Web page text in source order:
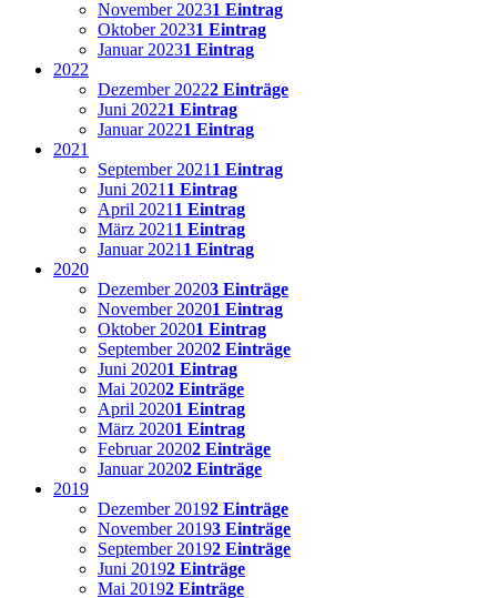
November 20231 Eintrag
Oktober 20231 Eintrag
Januar 20231 Eintrag
2022
Dezember 20222 Einträge
Juni 20221 Eintrag
Januar 20221 Eintrag
2021
September 2021 1 Eintrag
Juni 2021 1 Eintrag
April 2021 1 Eintrag
März 2021 1 Eintrag
Januar 2021 1 Eintrag
2020
Dezember 20203 Einträge
November 20201 Eintrag
Oktober 20201 Eintrag
September 20202 Einträge
Juni 20201 Eintrag
Mai 20202 Einträge
April 20201 Eintrag
März 20201 Eintrag
Februar 20202 Einträge
Januar 20202 Einträge
2019
Dezember 20192 Einträge
November 20193 Einträge
September 20192 Einträge
Juni 20192 Einträge
Mai 20192 Einträge